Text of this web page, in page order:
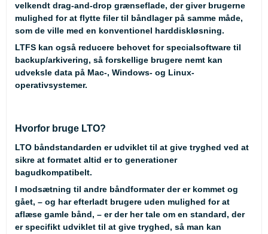
velkendt drag-and-drop grænseflade, der giver brugerne
mulighed for at flytte filer til båndlager på samme måde,
som de ville med en konventionel harddiskløsning.
LTFS kan også reducere behovet for specialsoftware til
backup/arkivering, så forskellige brugere nemt kan
udveksle data på Mac-, Windows- og Linux-
operativsystemer.
Hvorfor bruge LTO?
LTO båndstandarden er udviklet til at give tryghed ved at
sikre at formatet altid er to generationer
bagudkompatibelt.
I modsætning til andre båndformater der er kommet og
gået, – og har efterladt brugere uden mulighed for at
aflæse gamle bånd, – er der her tale om en standard, der
er specifikt udviklet til at give tryghed, så man kan